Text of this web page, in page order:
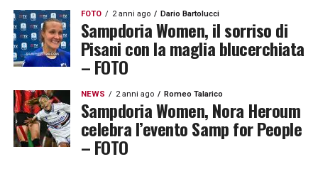
FOTO 2 anni ago Dario Bartolucci
Sampdoria Women, il sorriso di
Pisani con la maglia blucerchiata
– FOTO
NEWS 2 anni ago Romeo Talarico
Sampdoria Women, Nora Heroum
celebra l’evento Samp for People
– FOTO